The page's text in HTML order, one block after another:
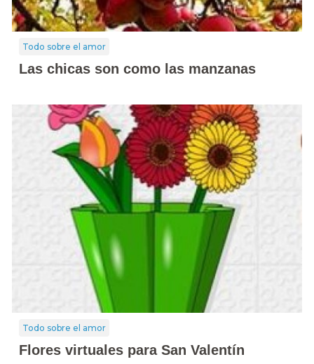
Todo sobre el amor
Las chicas son como las manzanas
Todo sobre el amor
Flores virtuales para San Valentín